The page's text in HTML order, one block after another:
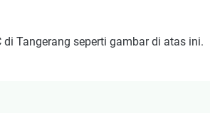
Tangerang seperti gambar di atas ini.